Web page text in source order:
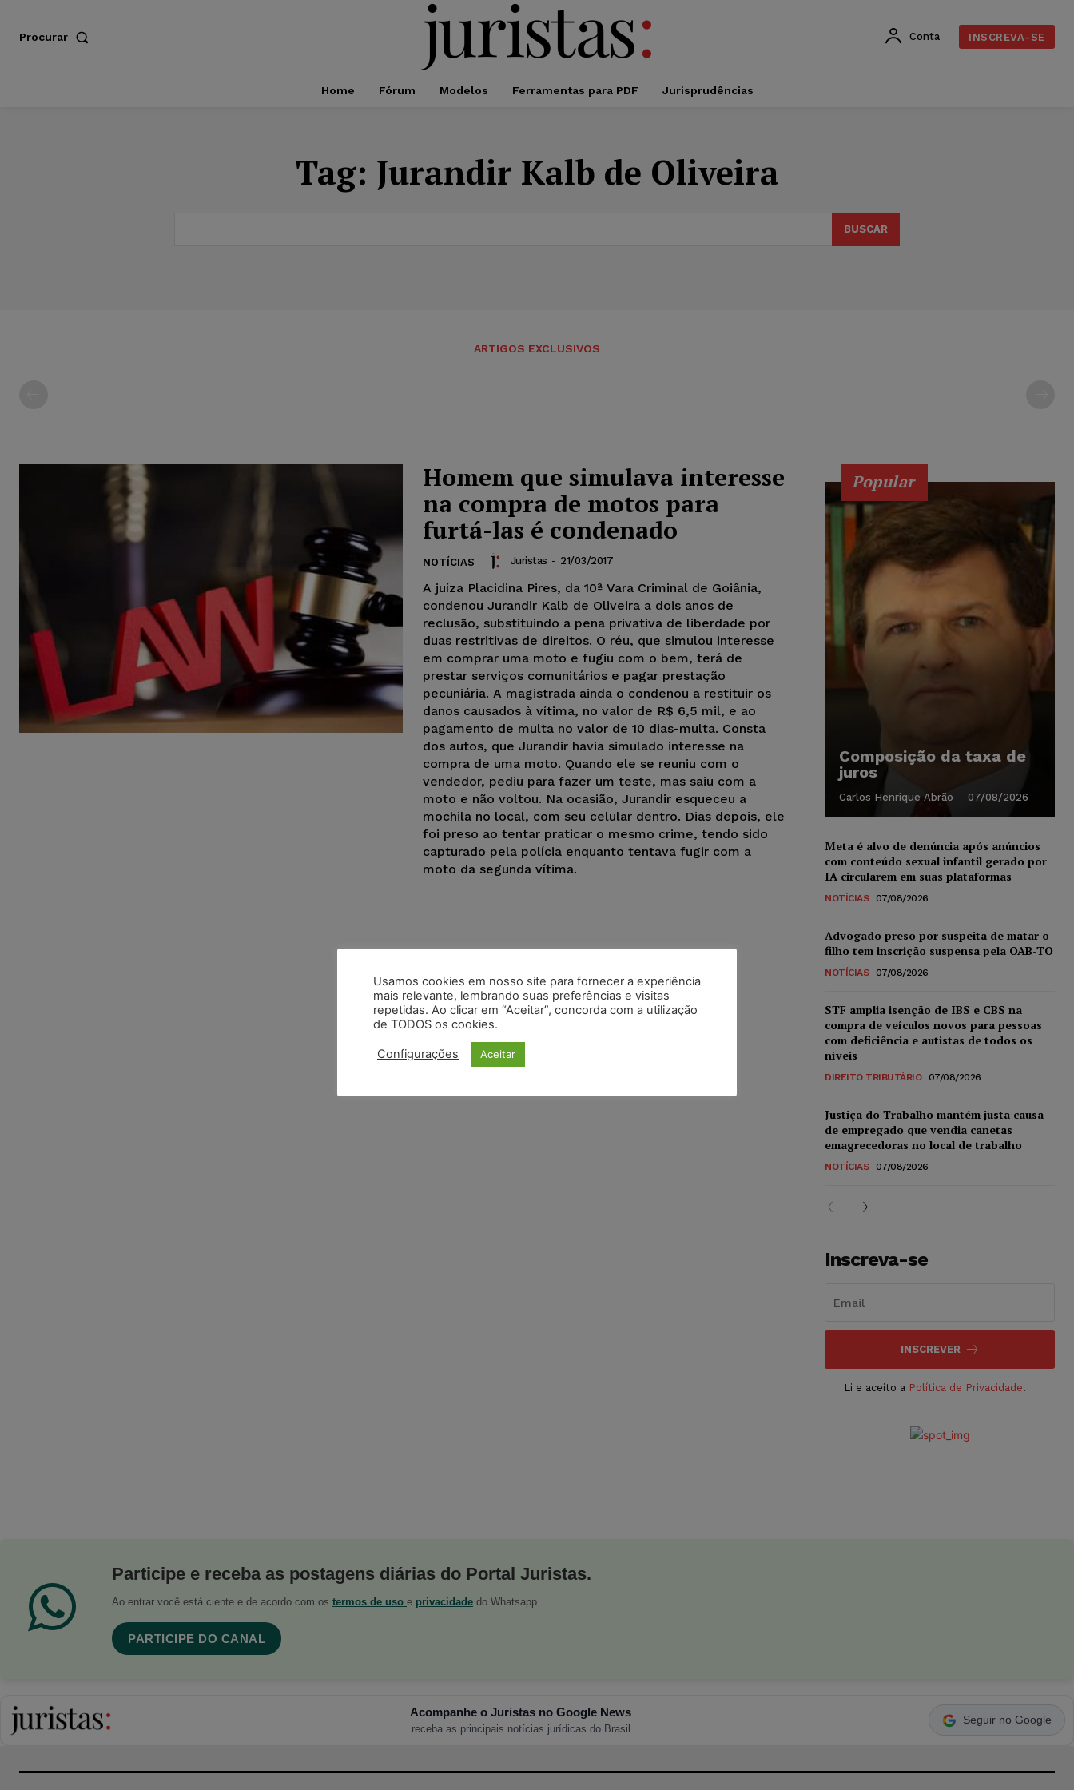
Procurar Conta INSCREVA-SE
Home Fórum Modelos Ferramentas para PDF Jurisprudências
Tag: Jurandir Kalb de Oliveira
BUSCAR
ARTIGOS EXCLUSIVOS
Homem que simulava interesse
na compra de motos para
furtá-las é condenado
NOTÍCIAS Juristas - 21/03/2017
A juíza Placidina Pires, da 10ª Vara Criminal de Goiânia,
condenou Jurandir Kalb de Oliveira a dois anos de
reclusão, substituindo a pena privativa de liberdade por
duas restritivas de direitos. O réu, que simulou interesse
em comprar uma moto e fugiu com o bem, terá de
prestar serviços comunitários e pagar prestação
pecuniária. A magistrada ainda o condenou a restituir os
danos causados à vítima, no valor de R$ 6,5 mil, e ao
pagamento de multa no valor de 10 dias-multa. Consta
dos autos, que Jurandir havia simulado interesse na
compra de uma moto. Quando ele se reuniu com o
vendedor, pediu para fazer um teste, mas saiu com a
moto e não voltou. Na ocasião, Jurandir esqueceu a
mochila no local, com seu celular dentro. Dias depois, ele
foi preso ao tentar praticar o mesmo crime, tendo sido
capturado pela polícia enquanto tentava fugir com a
moto da segunda vítima.
Popular
Composição da taxa de
juros
Carlos Henrique Abrão - 07/08/2026
Meta é alvo de denúncia após anúncios
com conteúdo sexual infantil gerado por
IA circularem em suas plataformas
NOTÍCIAS 07/08/2026
Advogado preso por suspeita de matar o
filho tem inscrição suspensa pela OAB-TO
NOTÍCIAS 07/08/2026
STF amplia isenção de IBS e CBS na
compra de veículos novos para pessoas
com deficiência e autistas de todos os
níveis
DIREITO TRIBUTÁRIO 07/08/2026
Justiça do Trabalho mantém justa causa
de empregado que vendia canetas
emagrecedoras no local de trabalho
NOTÍCIAS 07/08/2026
Inscreva-se
INSCREVER
Li e aceito a Política de Privacidade.
Participe e receba as postagens diárias do Portal Juristas.
Ao entrar você está ciente e de acordo com os termos de uso e privacidade do Whatsapp.
PARTICIPE DO CANAL
Acompanhe o Juristas no Google News
receba as principais notícias jurídicas do Brasil
Seguir no Google
Usamos cookies em nosso site para fornecer a experiência
mais relevante, lembrando suas preferências e visitas
repetidas. Ao clicar em “Aceitar”, concorda com a utilização
de TODOS os cookies.
Configurações Aceitar